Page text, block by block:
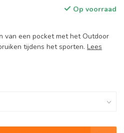
Op voorraad
van een pocket met het Outdoor
tijdens het sporten. Lees